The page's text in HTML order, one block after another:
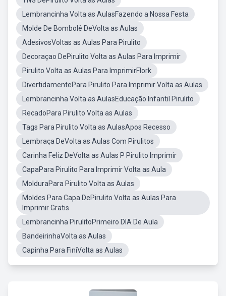
Lembrancinha Volta as AulasFazendo a Nossa Festa
Molde De Bombolê DeVolta as Aulas
AdesivosVoltas as Aulas Para Pirulito
Decoraçao DePirulito Volta as Aulas Para Imprimir
Pirulito Volta as Aulas Para ImprimirFlork
DivertidamentePara Pirulito Para Imprimir Volta as Aulas
Lembrancinha Volta as AulasEducação Infantil Pirulito
RecadoPara Pirulito Volta as Aulas
Tags Para Pirulito Volta as AulasApos Recesso
Lembraça DeVolta as Aulas Com Pirulitos
Carinha Feliz DeVolta as Aulas P Pirulito Imprimir
CapaPara Pirulito Para Imprimir Volta as Aula
MolduraPara Pirulito Volta as Aulas
Moldes Para Capa DePirulito Volta as Aulas Para
Imprimir Gratis
Lembrancinha PirulitoPrimeiro DIA De Aula
BandeirinhaVolta as Aulas
Capinha Para FiniVolta as Aulas